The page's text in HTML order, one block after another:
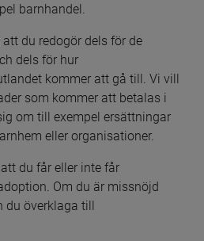
barnhandel.
du redogör dels för de
dels för hur
kommer att gå till. Vi vill
som kommer att betalas i
om till exempel ersättningar
eller organisationer.
du får eller inte får
Om du är missnöjd
du överklaga till